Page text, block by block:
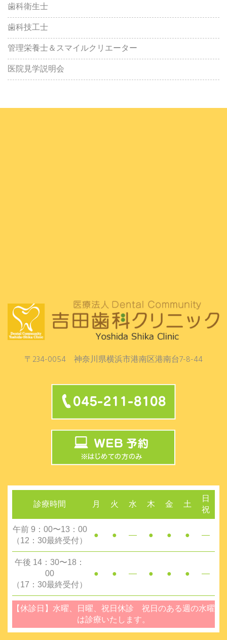
歯科衛生士
歯科技工士
管理栄養士＆スマイルクリエーター
医院見学説明会
〒234-0054 神奈川県横浜市港南区港南台7-8-44
診療時間 月 火 水 木 金 土
日
祝
午前 9：00〜13：00
（12：30最終受付）
● ● ― ● ● ● ―
午後 14：30〜18：
00
（17：30最終受付）
● ● ― ● ● ● ―
【休診日】水曜、日曜、祝日休診 祝日のある週の水曜
は診療いたします。